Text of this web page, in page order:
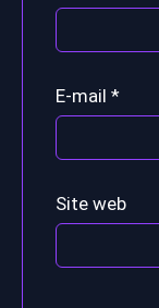
E-mail *
Site web